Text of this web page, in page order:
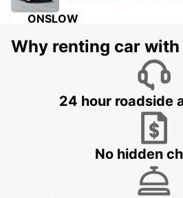
ONSLOW
PORT HEDLAND - AUSTRALIA
Why renting car with
24 hour roadside
No hidden